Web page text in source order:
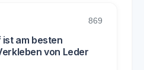
869
am besten
von Leder